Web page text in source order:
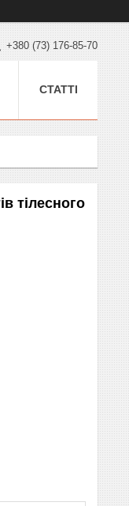
+380 (73) 176-85-70
СТАТТІ
тілесного